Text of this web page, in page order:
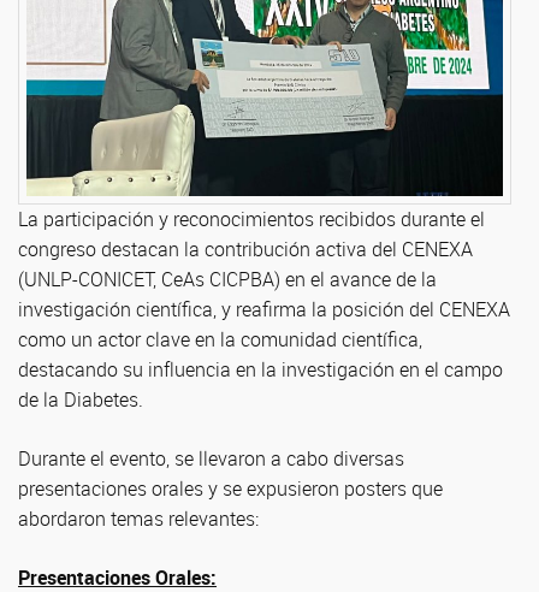
La participación y reconocimientos recibidos durante el
congreso destacan la contribución activa del CENEXA
(UNLP-CONICET, CeAs CICPBA) en el avance de la
investigación científica, y reafirma la posición del CENEXA
como un actor clave en la comunidad científica,
destacando su influencia en la investigación en el campo
de la Diabetes.
Durante el evento, se llevaron a cabo diversas
presentaciones orales y se expusieron posters que
abordaron temas relevantes:
Presentaciones Orales: